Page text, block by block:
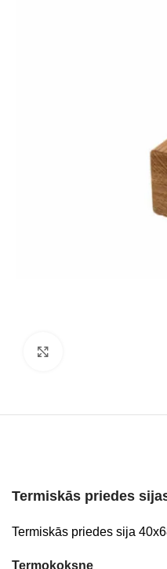
Termiskās priedes
Termiskās priedes sija
Termokoksne